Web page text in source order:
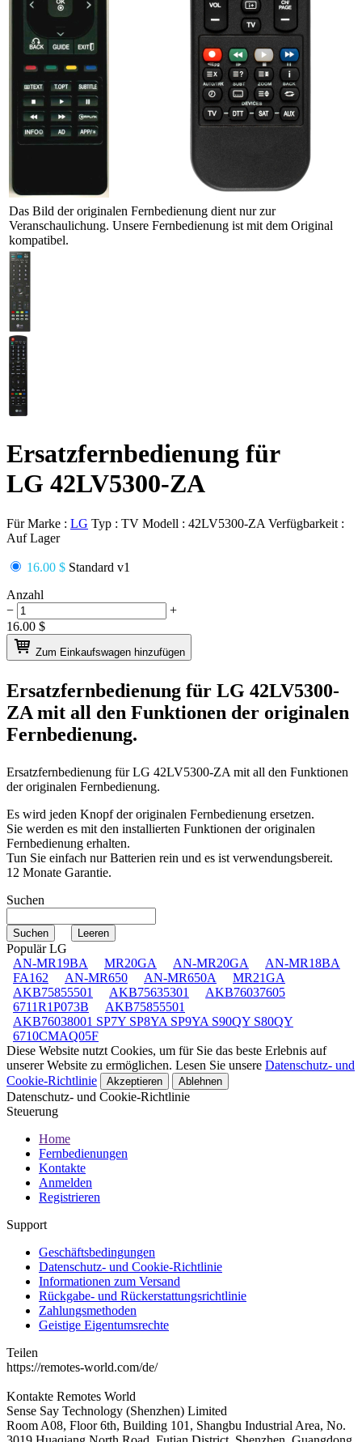
Das Bild der originalen Fernbedienung dient nur zur
Veranschaulichung. Unsere Fernbedienung ist mit dem Original
kompatibel.
Ersatzfernbedienung für
LG 42LV5300-ZA
Für Marke : LG Typ : TV Modell : 42LV5300-ZA Verfügbarkeit :
Auf Lager
16.00 $ Standard v1
Anzahl
−
+
16.00 $
Zum Einkaufswagen hinzufügen
Ersatzfernbedienung für LG 42LV5300-
ZA mit all den Funktionen der originalen
Fernbedienung.
Ersatzfernbedienung fürLG 42LV5300-ZA mit all den Funktionen
der originalen Fernbedienung.
Es wird jeden Knopf der originalen Fernbedienung ersetzen.
Sie werden es mit den installierten Funktionen der originalen
Fernbedienung erhalten.
Tun Sie einfach nur Batterien rein und es ist verwendungsbereit.
12 Monate Garantie.
Suchen
Populär LG
AN-MR19BA
MR20GA AN-MR20GA
AN-MR18BA
FA162
AN-MR650 AN-MR650A
MR21GA
AKB75855501
AKB75635301
AKB76037605
6711R1P073B
AKB75855501
AKB76038001 SP7Y SP8YA SP9YA S90QY S80QY
6710CMAQ05F
Diese Website nutzt Cookies, um für Sie das beste Erlebnis auf
unserer Website zu ermöglichen. Lesen Sie unsere Datenschutz- und
Cookie-Richtlinie
Akzeptieren Ablehnen
Datenschutz- und Cookie-Richtlinie
Steuerung
Home
Fernbedienungen
Kontakte
Anmelden
Registrieren
Support
Geschäftsbedingungen
Datenschutz- und Cookie-Richtlinie
Informationen zum Versand
Rückgabe- und Rückerstattungsrichtlinie
Zahlungsmethoden
Geistige Eigentumsrechte
Teilen
https://remotes-world.com/de/
Kontakte Remotes World
Sense Say Technology (Shenzhen) Limited
Room A08, Floor 6th, Building 101, Shangbu Industrial Area, No.